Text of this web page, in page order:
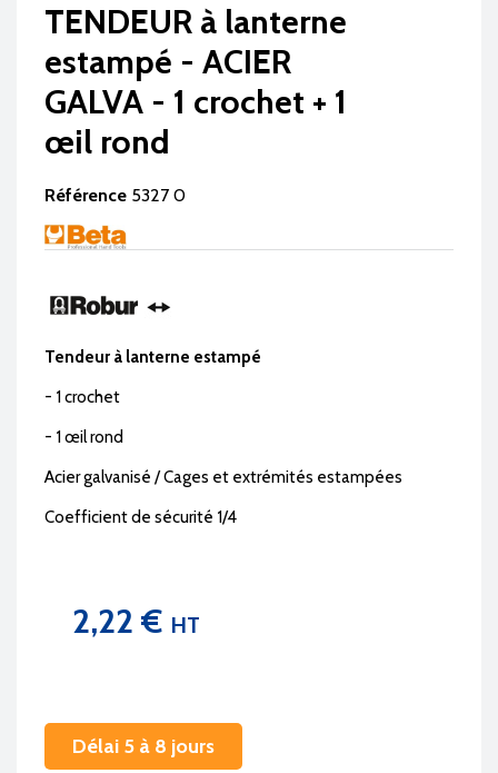
TENDEUR à lanterne
estampé - ACIER
GALVA - 1 crochet + 1
œil rond
Référence 5327 0
Tendeur à lanterne estampé
- 1 crochet
- 1 œil rond
Acier galvanisé / Cages et extrémités estampées
Coefficient de sécurité 1/4
2,22 € HT
Délai 5 à 8 jours